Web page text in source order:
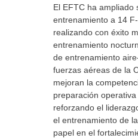
El EFTC ha ampliado
entrenamiento a 14
realizando con éxito
entrenamiento
de entrenamiento
fuerzas aéreas de la
mejoran la
preparación
reforzando el
el entrenamiento de
papel en el